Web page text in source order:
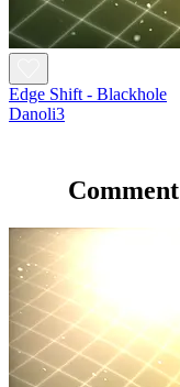
Edge Shift - Blackhole
Danoli3
Comment